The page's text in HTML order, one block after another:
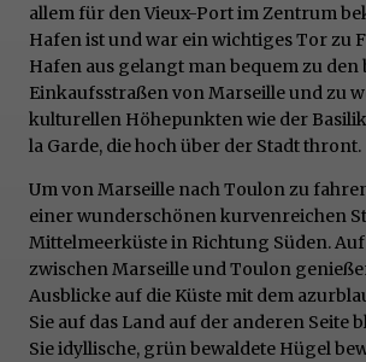
allem für den Vieux-Port im Zentrum
Hafen ist und war ein wichtiges Tor zu
Hafen aus gelangt man bequem zu den
Einkaufsstraßen von Marseille und zu
kulturellen Höhepunkten wie der
la Garde, die hoch über der Stadt thront.
Um von Marseille nach Toulon zu
einer wunderschönen kurvenreichen
Mittelmeerküste in Richtung Süden.
zwischen Marseille und Toulon
Ausblicke auf die Küste mit dem
Sie auf das Land auf der anderen Seite
Sie idyllische, grün bewaldete Hügel